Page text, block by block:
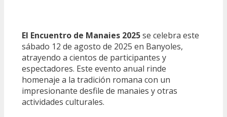
El Encuentro de Manaies 2025se celebra este
sábado 12 de agosto de 2025 en Banyoles,
atrayendo a cientos de participantes y
espectadores. Este evento anual rinde
homenaje a la tradición romana con un
impresionante desfile de manaies y otras
actividades culturales.